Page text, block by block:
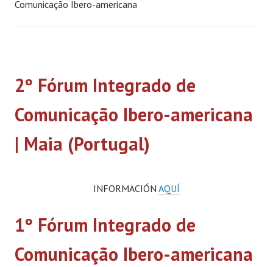
Comunicação Ibero-americana
2º Fórum Integrado de
Comunicação Ibero-americana
| Maia (Portugal)
INFORMACIÓN AQUÍ
1º Fórum Integrado de
Comunicação Ibero-americana